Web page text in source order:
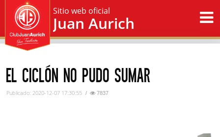
Sitio web oficial
Juan Aurich
EL CICLÓN NO PUDO SUMAR
Publicado: 2020-12-07 17:30:55 / 7837